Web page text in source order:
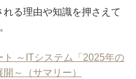
る理由や知識を押さえて
～ITシステム「2025年の
～（サマリー）